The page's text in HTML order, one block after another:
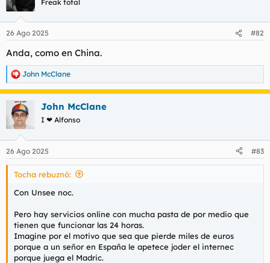
Freak total
26 Ago 2025 #82
Anda, como en China.
R
e
a
c
c
e
s
John McClane
John McClane
I ❤ Alfonso
26 Ago 2025 #83
Tocha rebuznó:
Con Unsee noc.
Pero hay servicios online con mucha pasta de por medio que
tienen que funcionar las 24 horas.
Imagine por el motivo que sea que pierde miles de euros
porque a un señor en España le apetece joder el internec
porque juega el Madric.